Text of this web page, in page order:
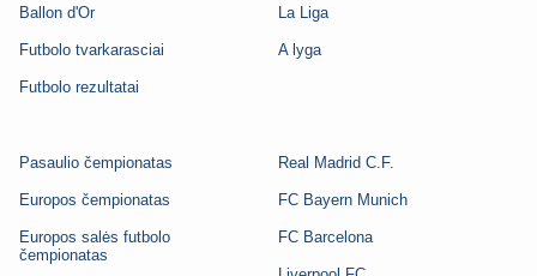
Ballon d'Or
Futbolo tvarkarasciai
Futbolo rezultatai
La Liga
A lyga
Pasaulio čempionatas
Europos čempionatas
Europos salės futbolo
čempionatas
Real Madrid C.F.
FC Bayern Munich
FC Barcelona